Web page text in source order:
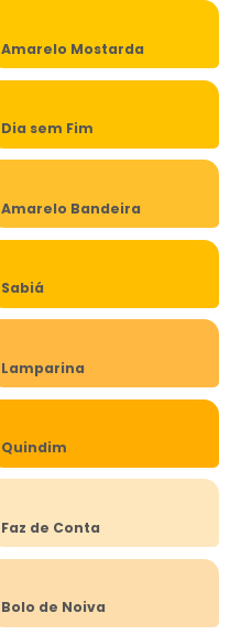
Amarelo Mostarda
Dia sem Fim
Amarelo Bandeira
Sabiá
Lamparina
Quindim
Faz de Conta
Bolo de Noiva